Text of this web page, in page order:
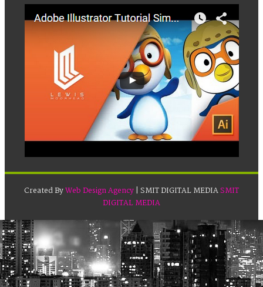
Created ByWeb Design Agency| SMIT DIGITAL MEDIASMIT
DIGITAL MEDIA